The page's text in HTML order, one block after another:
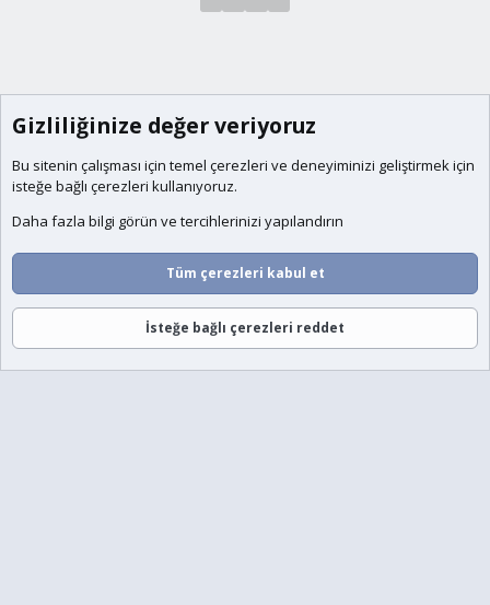
Gizliliğinize değer veriyoruz
Bu sitenin çalışması için temel çerezleri ve deneyiminizi geliştirmek için
isteğe bağlı çerezleri kullanıyoruz.
Daha fazla bilgi görün ve tercihlerinizi yapılandırın
Tüm çerezleri kabul et
İsteğe bağlı çerezleri reddet